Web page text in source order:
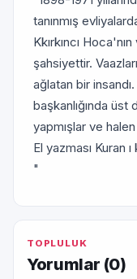
tanınmış
Kkırkıncı
şahsiyettir.
ağlatan bir
başkanlığında
yapmışlar ve
El yazması Kuran
"
TOPLULUK
Yorumlar (0)